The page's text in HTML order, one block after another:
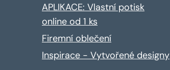
APLIKACE: Vlastní potisk
online od 1 ks
Firemní oblečení
Inspirace - Vytvořené designy